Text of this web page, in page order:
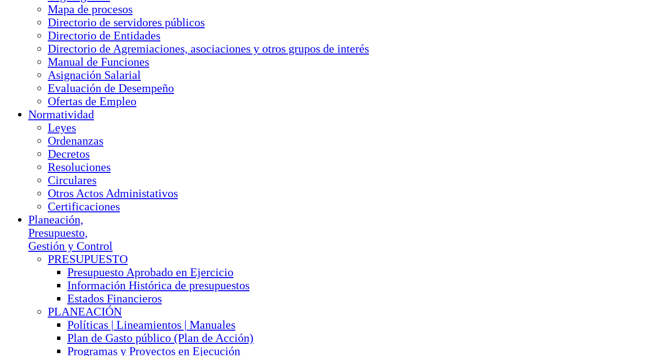
Mapa de procesos
Directorio de servidores públicos
Directorio de Entidades
Directorio de Agremiaciones, asociaciones y otros grupos de interés
Manual de Funciones
Asignación Salarial
Evaluación de Desempeño
Ofertas de Empleo
Normatividad
Leyes
Ordenanzas
Decretos
Resoluciones
Circulares
Otros Actos Administativos
Certificaciones
Planeación,
Presupuesto,
Gestión y Control
PRESUPUESTO
Presupuesto Aprobado en Ejercicio
Información Histórica de presupuestos
Estados Financieros
PLANEACIÓN
Políticas | Lineamientos | Manuales
Plan de Gasto público (Plan de Acción)
Programas y Proyectos en Ejecución